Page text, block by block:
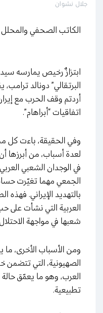
جلال نشوان
الكاتب الصحفي
ابتزازٌ رخيص يمارسه سيد
البرتقالي” دونالد
أردتم وقف الحرب مع
اتفاقيات “أبراهام”.
وفي الحقيقة، باءت كل
لعدة أسباب، من أبرزها
في الوجدان الشعبي
الجمعي مهما تغيّرت
بالتهديد الإيراني. فهذه
العربية التي نشأت
شعبها في مواجهة
ومن الأسباب الأخرى، ما
الصهيونية، التي تتضمن
العرب، وهو ما يعمّق
تطبيعية.